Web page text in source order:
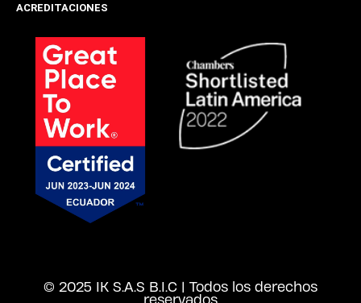
ACREDITACIONES
© 2025 IK S.A.S B.I.C | Todos los derechos
reservados